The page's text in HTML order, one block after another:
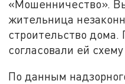
«Мошенничество».
жительница
строительство дома.
согласовали ей
По данным